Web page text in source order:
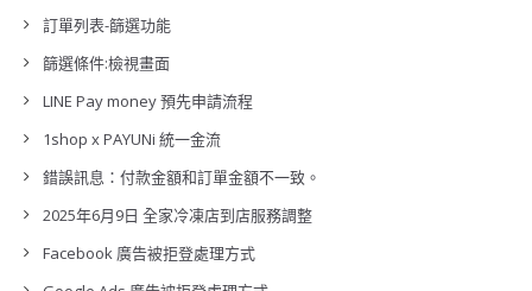
訂單列表-篩選功能
篩選條件:檢視畫面
LINE Pay money 預先申請流程
1shop x PAYUNi 統一金流
錯誤訊息：付款金額和訂單金額不一致。
2025年6月9日 全家冷凍店到店服務調整
Facebook 廣告被拒登處理方式